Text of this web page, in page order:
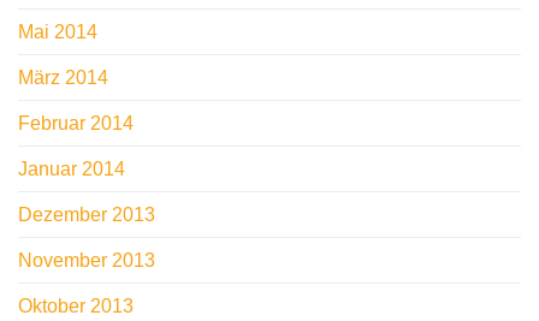
Mai 2014
März 2014
Februar 2014
Januar 2014
Dezember 2013
November 2013
Oktober 2013